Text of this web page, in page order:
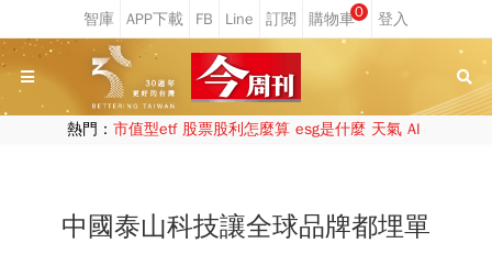
0
熱門： 市值型etf 股票股利怎麼算 esg是什麼 天氣 AI
中國泰山科技讓全球品牌都埋單